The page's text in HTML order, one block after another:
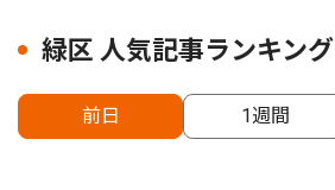
緑区 人気記事ランキング
前日 1週間